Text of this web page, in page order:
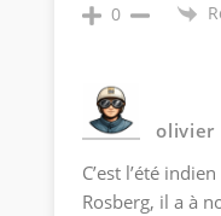
0
olivier
C’est l’été
Rosberg, il a à